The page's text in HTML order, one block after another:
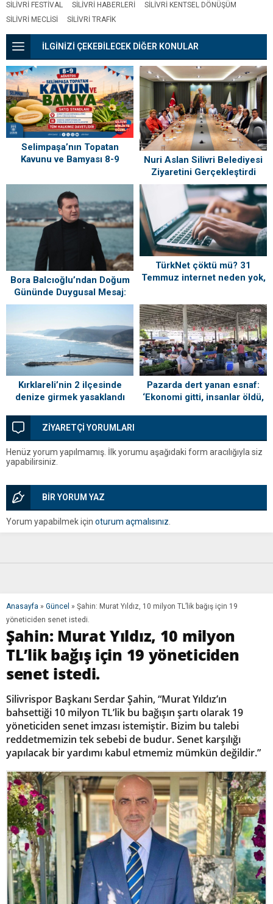
SILIVRI FESTIVAL
SILIVRI HABERLERI
SILIVRI KENTSEL DÖNÜŞÜM
SILIVRI MECLISI
SILIVRI TRAFIK
İLGİNİZİ ÇEKEBİLECEK DİĞER KONULAR
Selimpaşa’nın Topatan
Kavunu ve Bamyası 8-9
Buluşuyor
Nuri Aslan Silivri Belediyesi
Ziyaretini Gerçekleştirdi
Bora Balcıoğlu’ndan Doğum
Gününde Duygusal Mesaj:
“Silivri’mi Çok Özlüyorum”
TürkNet çöktü mü? 31
Temmuz internet neden yok,
Kırklareli’nin 2 ilçesinde
denize girmek yasaklandı
Pazarda dert yanan esnaf:
‘Ekonomi gitti, insanlar öldü,
ZİYARETÇİ YORUMLARI
Henüz yorum yapılmamış. İlk yorumu aşağıdaki form aracılığıyla siz
yapabilirsiniz.
BİR YORUM YAZ
Yorum yapabilmek için oturum açmalısınız.
Anasayfa » Güncel » Şahin: Murat Yıldız, 10 milyon TL’lik bağış için 19
yöneticiden senet istedi.
Şahin: Murat Yıldız, 10 milyon
TL’lik bağış için 19 yöneticiden
senet istedi.
Silivrispor Başkanı Serdar Şahin, “Murat Yıldız’ın
bahsettiği 10 milyon TL’lik bu bağışın şartı olarak 19
yöneticiden senet imzası istemiştir. Bizim bu talebi
reddetmemizin tek sebebi de budur. Senet karşılığı
yapılacak bir yardımı kabul etmemiz mümkün değildir.”